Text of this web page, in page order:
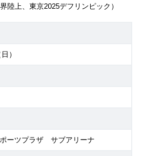
陸上、東京2025デフリンピック）
）
ーツプラザ サブアリーナ